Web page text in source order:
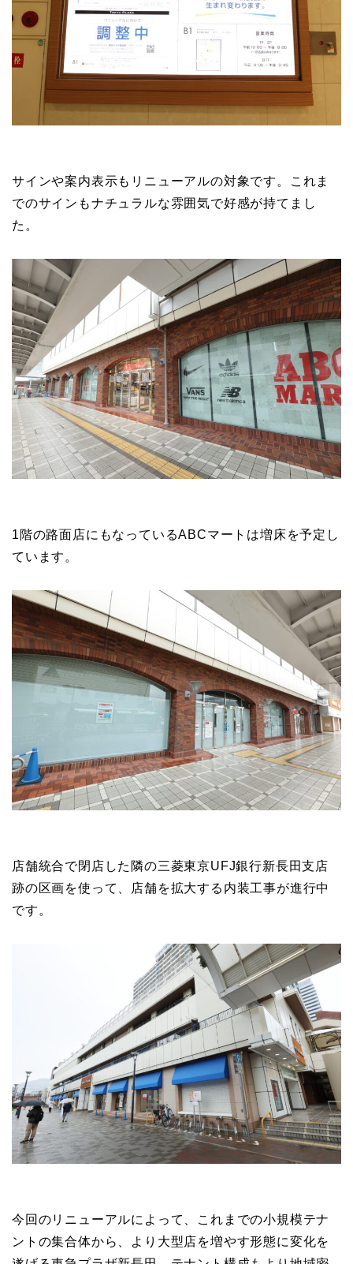
サインや案内表示もリニューアルの対象です。これま
でのサインもナチュラルな雰囲気で好感が持てまし
た。
1階の路面店にもなっているABCマートは増床を予定し
ています。
店舗統合で閉店した隣の三菱東京UFJ銀行新長田支店
跡の区画を使って、店舗を拡大する内装工事が進行中
です。
今回のリニューアルによって、これまでの小規模テナ
ントの集合体から、より大型店を増やす形態に変化を